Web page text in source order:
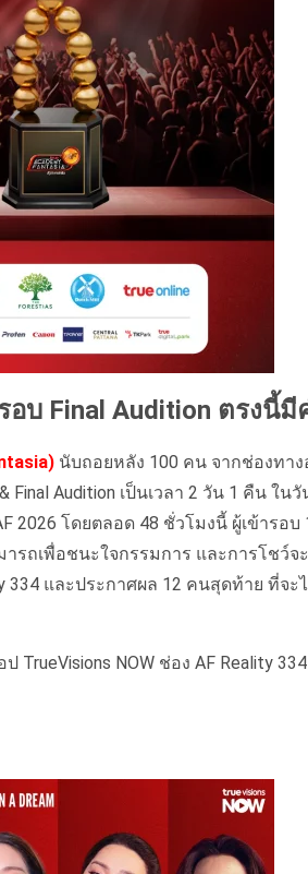
อบ Final Audition ตรงนี้
นับถอยหลัง 100 คน จากช่องทา
Audition เป็นเวลา 2 วัน 1 คืน ในวั
2026 โดยตลอด 48 ชั่วโมงนี้ ผู้เข้ารอ
รถเพื่อชนะใจกรรมการ และการโชว์จ
334 และประกาศผล 12 คนสุดท้าย ที่จะ
TrueVisions NOW ช่อง AF Reality